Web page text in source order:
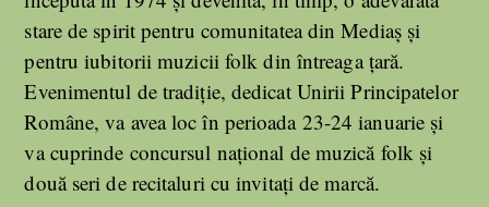
stare de spirit pentru comunitatea din Mediaș și
pentru iubitorii muzicii folk din întreaga țară.
Evenimentul de tradiție, dedicat Unirii Principatelor
Române, va avea loc în perioada 23-24 ianuarie și
va cuprinde concursul național de muzică folk și
două seri de recitaluri cu invitați de marcă.